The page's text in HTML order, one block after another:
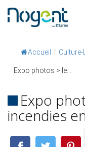
Accueil /
Expo photos > le...
Expo
incendies